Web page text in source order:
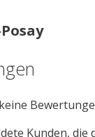
Kunden, die